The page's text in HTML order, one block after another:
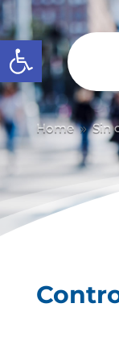
Abrir barra de
Home 9 Sin